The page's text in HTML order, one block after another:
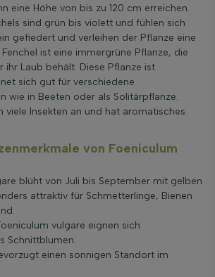
eine Höhe von bis zu 120 cm erreichen.
sind grün bis violett und fühlen sich
gefiedert und verleihen der Pflanze eine
ist eine immergrüne Pflanze, die
ihr Laub behält. Diese Pflanze ist
sich gut für verschiedene
wie in Beeten oder als Solitärpflanze.
viele Insekten an und hat aromatisches
von Foeniculum
blüht von Juli bis September mit gelben
attraktiv für Schmetterlinge, Bienen
vulgare eignen sich
Schnittblumen.
einen sonnigen Standort im